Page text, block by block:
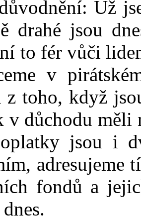
Už
drahé jsou
to fér vůči
v
z toho, když
v důchodu měli
jsou i
adresujeme
fondů a